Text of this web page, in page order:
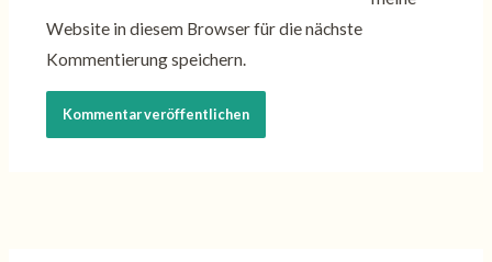
Website in diesem Browser für die nächste
Kommentierung speichern.